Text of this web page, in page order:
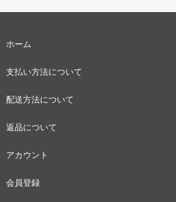
ホーム
支払い方法について
配送方法について
返品について
アカウント
会員登録